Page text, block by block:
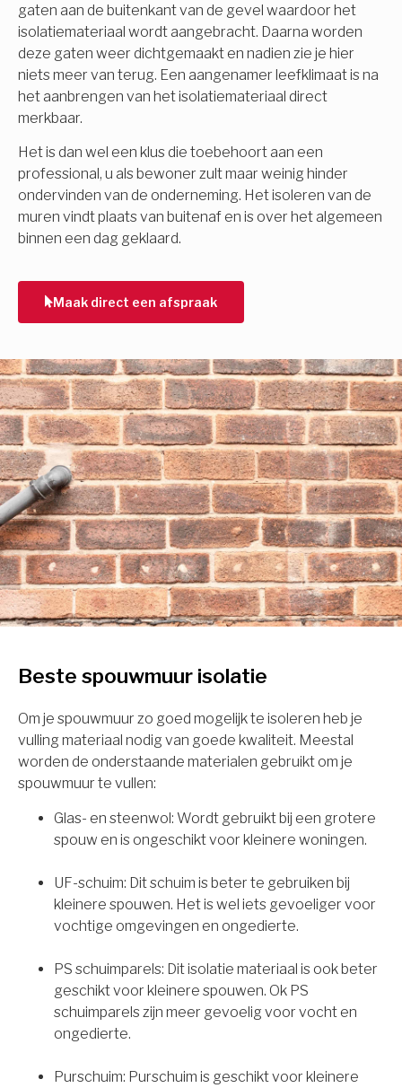
gaten aan de buitenkant van de gevel waardoor het
isolatiemateriaal wordt aangebracht. Daarna worden
deze gaten weer dichtgemaakt en nadien zie je hier
niets meer van terug. Een aangenamer leefklimaat is na
het aanbrengen van het isolatiemateriaal direct
merkbaar.
Het is dan wel een klus die toebehoort aan een
professional, u als bewoner zult maar weinig hinder
ondervinden van de onderneming. Het isoleren van de
muren vindt plaats van buitenaf en is over het algemeen
binnen een dag geklaard.
Maak direct een afspraak
Beste spouwmuur isolatie
Om je spouwmuur zo goed mogelijk te isoleren heb je
vulling materiaal nodig van goede kwaliteit. Meestal
worden de onderstaande materialen gebruikt om je
spouwmuur te vullen:
Glas- en steenwol: Wordt gebruikt bij een grotere
spouw en is ongeschikt voor kleinere woningen.
UF-schuim: Dit schuim is beter te gebruiken bij
kleinere spouwen. Het is wel iets gevoeliger voor
vochtige omgevingen en ongedierte.
PS schuimparels: Dit isolatie materiaal is ook beter
geschikt voor kleinere spouwen. Ok PS
schuimparels zijn meer gevoelig voor vocht en
ongedierte.
Purschuim: Purschuim is geschikt voor kleinere